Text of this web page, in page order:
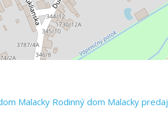
Malacky Rodinný dom Malacky predaj